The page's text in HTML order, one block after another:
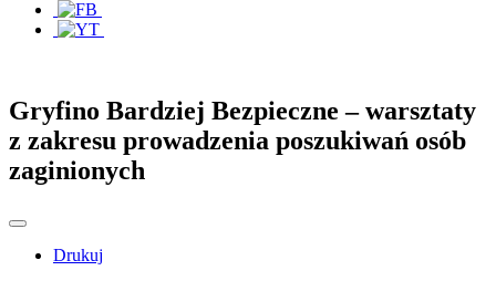
Gryfino Bardziej Bezpieczne – warsztaty
z zakresu prowadzenia poszukiwań osób
zaginionych
Drukuj